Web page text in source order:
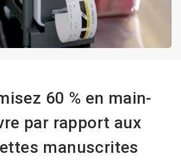
60 % en main-
par rapport aux
manuscrites